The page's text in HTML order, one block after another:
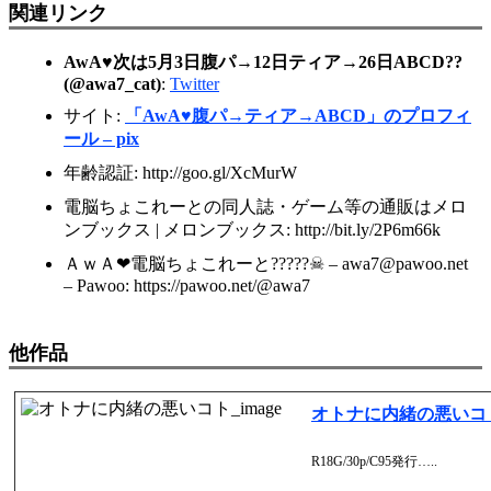
関連リンク
AwA♥次は5月3日腹パ→12日ティア→26日ABCD??
(@awa7_cat): Twitter
サイト:
「AwA♥腹パ→ティア→ABCD」のプロフィ
ール – pix
年齢認証: http://goo.gl/XcMurW
電脳ちょこれーとの同人誌・ゲーム等の通販はメロ
ンブックス | メロンブックス: http://bit.ly/2P6m66k
ＡｗＡ❤電脳ちょこれーと?????☠ – awa7@pawoo.net
– Pawoo: https://pawoo.net/@awa7
他作品
オトナに内緒の悪いコ
R18G/30p/C95発行…..